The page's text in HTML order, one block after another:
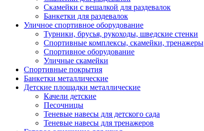
Скамейки с вешалкой для раздевалок
Банкетки для раздевалок
Уличное спортивное оборудование
Турники, брусья, рукоходы, шведские стенки
Спортивные комплексы, скамейки, тренажеры
Спортивное оборудование
Уличные скамейки
Спортивные покрытия
Банкетки металлические
Детские площадки металлические
Качели детские
Песочницы
Теневые навесы для детского сада
Теневые навесы для тренажеров